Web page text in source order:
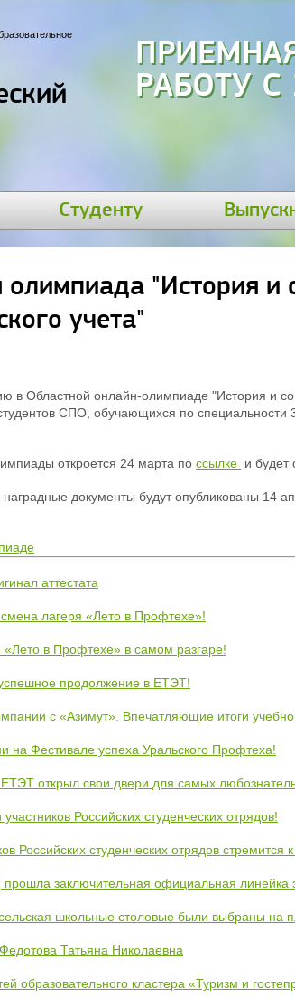
РАБОТУ
Студенту
олимпиада "История и
учета"
в Областной онлайн-олимпиаде "История и
СПО, обучающихся по специальности
откроется 24 марта по ссылке и будет
наградные документы будут опубликованы 14
аттестата
лагеря «Лето в Профтехе»!
«Лето в Профтехе» в самом разгаре!
продолжение в ЕТЭТ!
с «Азимут». Впечатляющие итоги
на Фестивале успеха Уральского Профтеха!
открыл свои двери для самых
Российских студенческих отрядов!
Российских студенческих отрядов стремится
заключительная официальная линейка
школьные столовые были выбраны на
Татьяна Николаевна
образовательного кластера «Туризм и